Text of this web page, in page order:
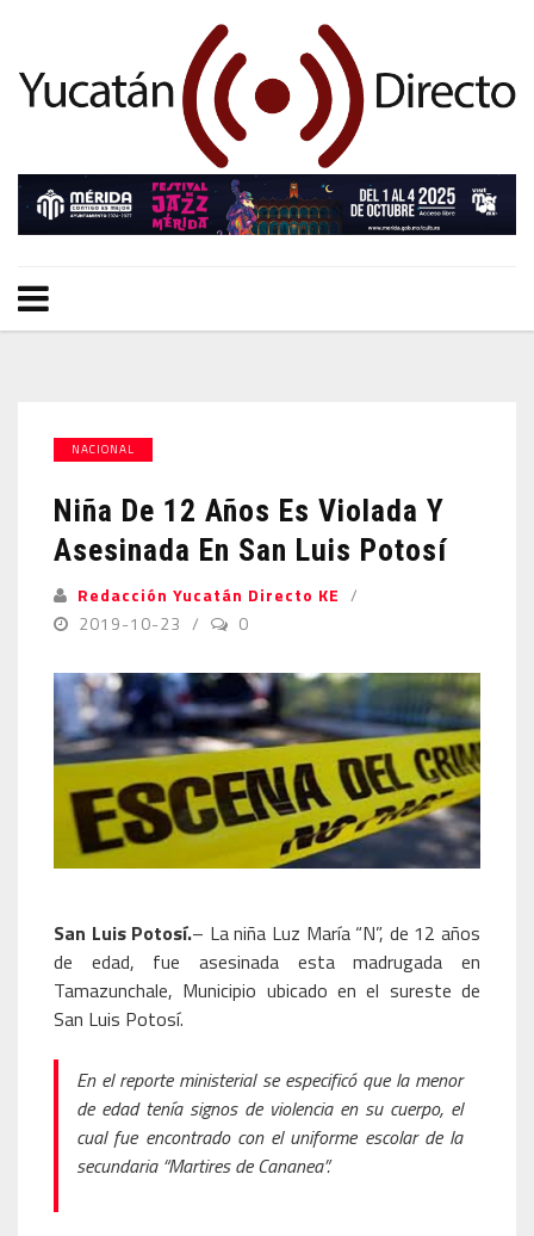
NACIONAL
Niña De 12 Años Es Violada Y
Asesinada En San Luis Potosí
Redacción Yucatán Directo KE
2019-10-23
0
San Luis Potosí.– La niña Luz María “N”, de 12 años
de edad, fue asesinada esta madrugada en
Tamazunchale, Municipio ubicado en el sureste de
San Luis Potosí.
En el reporte ministerial se especificó que la menor
de edad tenía signos de violencia en su cuerpo, el
cual fue encontrado con el uniforme escolar de la
secundaria “Martires de Cananea”.